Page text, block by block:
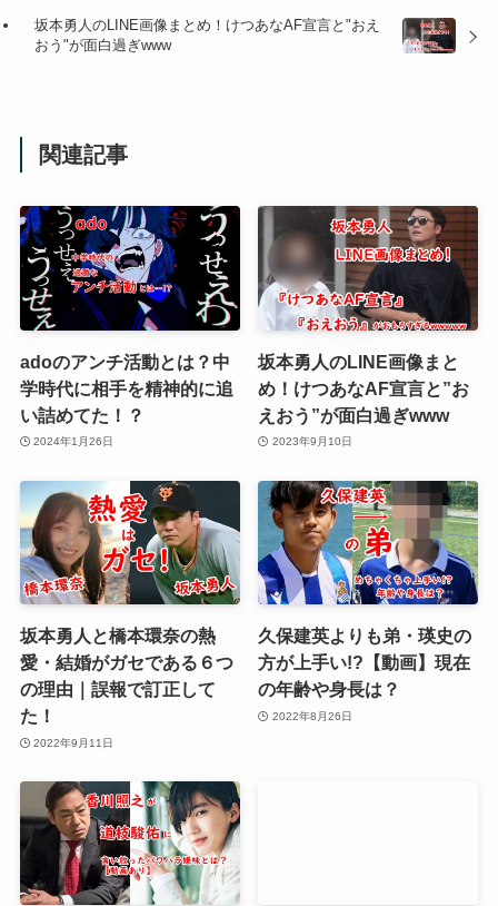
坂本勇人のLINE画像まとめ！けつあなAF宣言と"おえ
おう"が面白過ぎwww
関連記事
adoのアンチ活動とは？中
学時代に相手を精神的に追
い詰めてた！？
2024年1月26日
坂本勇人のLINE画像まと
め！けつあなAF宣言と”お
えおう”が面白過ぎwww
2023年9月10日
坂本勇人と橋本環奈の熱
愛・結婚がガセである６つ
の理由｜誤報で訂正して
た！
2022年9月11日
久保建英よりも弟・瑛史の
方が上手い!?【動画】現在
の年齢や身長は？
2022年8月26日